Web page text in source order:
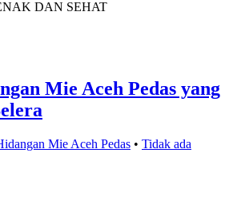
DAN SEHAT
Mie Aceh Pedas yang
Mie Aceh Pedas • Tidak ada